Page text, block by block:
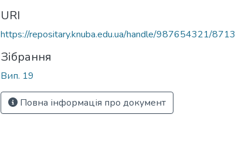
URI
https://repositary.knuba.edu.ua/handle/987654321/8713
Зібрання
Вип. 19
Повна інформація про документ